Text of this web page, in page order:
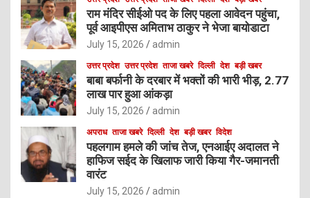
राम मंदिर सीईओ पद के लिए पहला आवेदन पहुंचा,
पूर्व आइपीएस अमिताभ ठाकुर ने भेजा बायोडाटा
July 15, 2026 admin
उत्तर प्रदेश उत्तर प्रदेश ताजा खबरे दिल्ली देश बड़ी खबर
बाबा बर्फानी के दरबार में भक्तों की भारी भीड़, 2.77
लाख पार हुआ आंकड़ा
July 15, 2026 admin
अपराध ताजा खबरे दिल्ली देश बड़ी खबर विदेश
पहलगाम हमले की जांच तेज, एनआईए अदालत ने
हाफिज सईद के खिलाफ जारी किया गैर-जमानती
वारंट
July 15, 2026 admin